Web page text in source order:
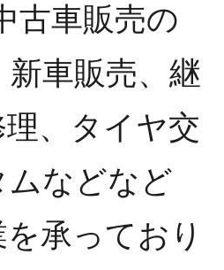
古車販売の
車販売、継
、タイヤ交
などなど
承っており